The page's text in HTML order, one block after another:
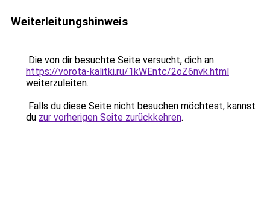
Weiterleitungshinweis
Die von dir besuchte Seite versucht, dich an
https://vorota-kalitki.ru/1kWEntc/2oZ6nvk.html
weiterzuleiten.
Falls du diese Seite nicht besuchen möchtest, kannst
du zur vorherigen Seite zurückkehren.